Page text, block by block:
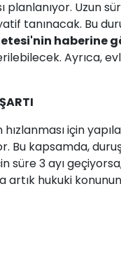
planlanıyor. Uzun
tanınacak. Bu
haberine
Ayrıca,
için
Bu kapsamda,
süre 3 ayı
artık hukuki